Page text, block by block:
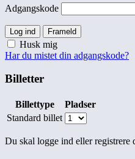
Adgangskode
Log ind Frameld
Husk mig
Har du mistet din adgangskode?
Billetter
Billettype
Pladser
Standard billet
Du skal logge ind eller registrere